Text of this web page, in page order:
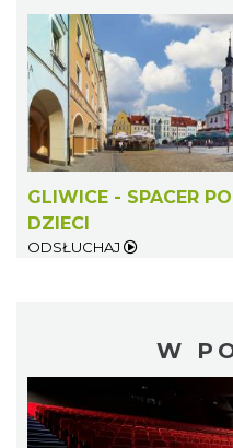
GLIWICE - SPACER
DZIECI
ODSŁUCHAJ
W